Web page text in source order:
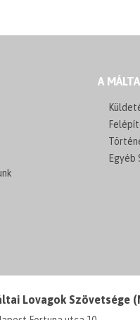
A
Egyéb
Lovagok Szövetsége